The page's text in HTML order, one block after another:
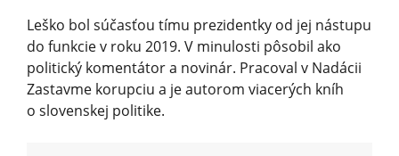
Leško bol súčasťou tímu prezidentky od jej nástupu
do funkcie v roku 2019. V minulosti pôsobil ako
politický komentátor a novinár. Pracoval v Nadácii
Zastavme korupciu a je autorom viacerých kníh
o slovenskej politike.